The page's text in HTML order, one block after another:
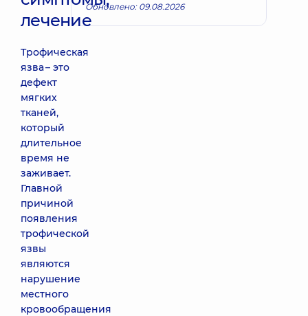
лечение
Трофическая
язва – это
дефект
мягких
тканей,
который
длительное
время не
заживает.
Главной
причиной
появления
трофической
язвы
являются
нарушение
местного
кровообращения
Обновлено: 09.08.2026